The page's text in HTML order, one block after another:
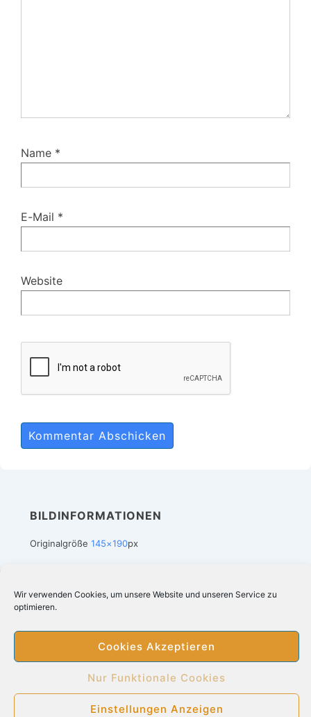
Wir verwenden Cookies, um unsere Website und unseren Service zu
optimieren.
Cookies Akzeptieren
Nur Funktionale Cookies
Einstellungen Anzeigen
Name *
E-Mail *
Website
BILDINFORMATIONEN
Originalgröße 145×190px
Footer-
Menü
Impressum
Copyright © 2026Heizdecken kaufen online
Präsentiert vonResponsive-Theme